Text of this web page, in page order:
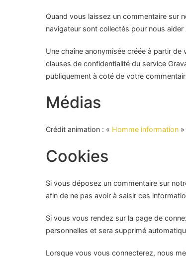
Quand vous laissez un commentaire sur
navigateur sont collectés pour nous
Une chaîne anonymisée créée à partir
clauses de confidentialité du service
publiquement à coté de votre
Médias
Crédit animation : « Homme information »
Cookies
Si vous déposez un commentaire sur
afin de ne pas avoir à saisir ces
Si vous vous rendez sur la page de
personnelles et sera supprimé
Lorsque vous vous connecterez, nous